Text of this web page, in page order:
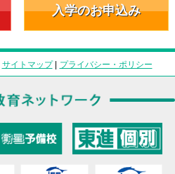
入学のお申込み
サイトマップ| プライバシー・ポリシー